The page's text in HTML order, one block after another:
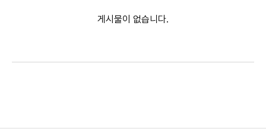
게시물이 없습니다.